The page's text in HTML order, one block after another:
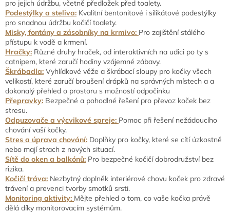
pro jejich údržbu, včetně předložek před toalety.
Podestýlky a steliva: Kvalitní bentonitové i silikátové podestýlky
pro snadnou údržbu kočičí toalety.
Misky, fontány a zásobníky na krmivo: Pro zajištění stálého
přístupu k vodě a krmení.
Hračky: Různé druhy hraček, od interaktivních na udici po ty s
catnipem, které zaručí hodiny vzájemné zábavy.
Škrábadla: Vyhlídkové věže a škrábací sloupy pro kočky všech
velikostí, které zaručí broušení drápků na správných místech a a
dokonalý přehled o prostoru s možností odpočinku
Přepravky: Bezpečné a pohodlné řešení pro převoz koček bez
stresu.
Odpuzovače a výcvikové spreje: Pomoc při řešení nežádoucího
chování vaší kočky.
Stres a úprava chování: Doplňky pro kočky, které se cítí úzkostně
nebo mají strach z nových situací.
Sítě do oken a balkónů: Pro bezpečné kočičí dobrodružství bez
rizika.
Kočičí tráva: Nezbytný doplněk interiérové chovu koček pro zdravé
trávení a prevenci tvorby smotků srsti.
Monitoring aktivity: Mějte přehled o tom, co vaše kočka právě
dělá díky monitorovacím systémům.